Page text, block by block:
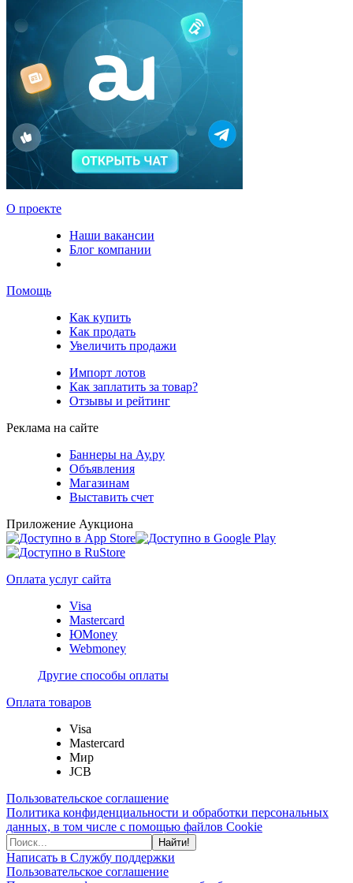
О проекте
Наши вакансии
Блог компании
Помощь
Как купить
Как продать
Увеличить продажи
Импорт лотов
Как заплатить за товар?
Отзывы и рейтинг
Реклама на сайте
Баннеры на Ау.ру
Объявления
Магазинам
Выставить счет
Приложение Аукциона
Оплата услуг сайта
Visa
Mastercard
ЮMoney
Webmoney
Другие способы оплаты
Оплата товаров
Visa
Mastercard
Мир
JCB
Пользовательское соглашение
Политика конфиденциальности и обработки персональных
данных, в том числе с помощью файлов Cookie
Найти!
Написать в Службу поддержки
Пользовательское соглашение